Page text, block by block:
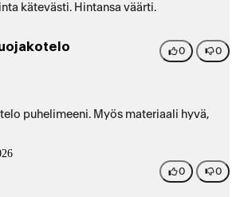
kätevästi. Hintansa väärti.
0 0
puhelimeeni. Myös materiaali hyvä,
0 0